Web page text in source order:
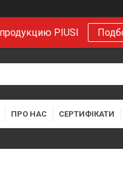
PIUSI
ПРО НАС СЕРТИФІКАТИ